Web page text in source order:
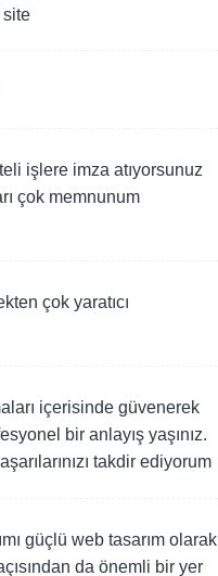
işlere imza atıyorsunuz
çok memnunum
çok yaratıcı
içerisinde güvenerek
bir anlayış yaşınız.
takdir ediyorum
güçlü web tasarım olarak
da önemli bir yer